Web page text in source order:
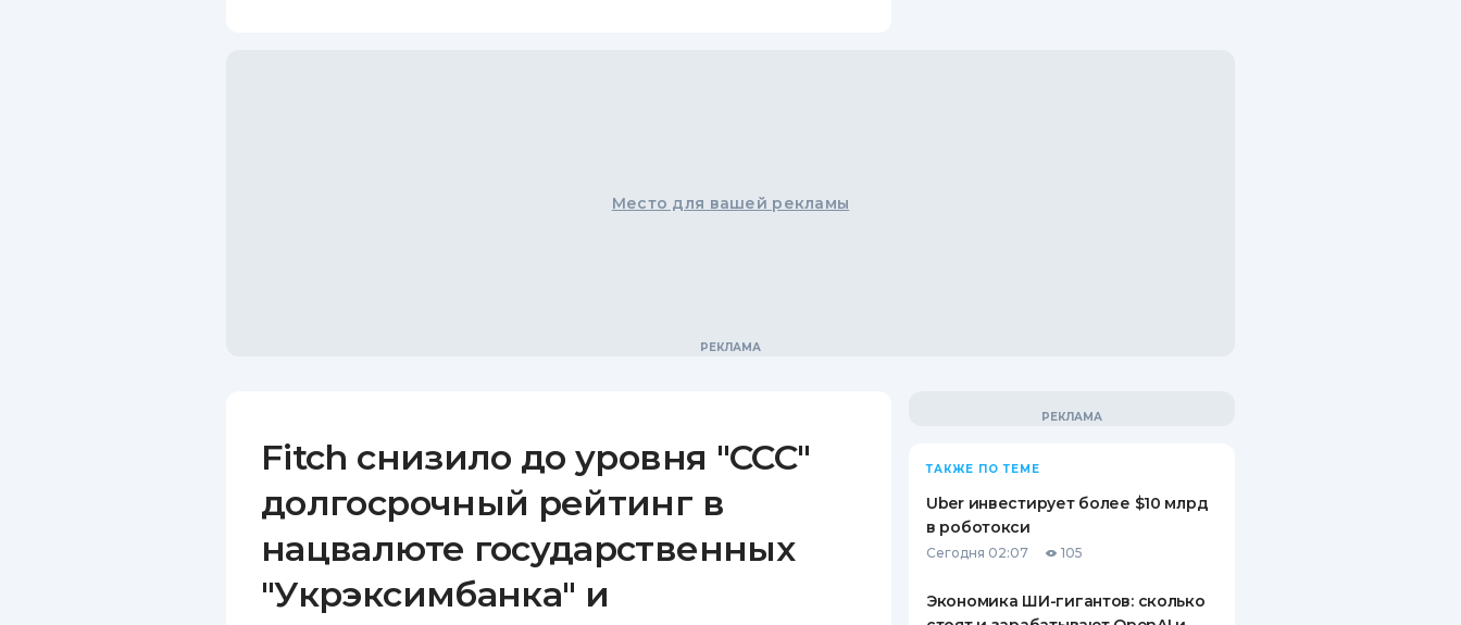
Место для вашей рекламы
Fitch снизило до уровня "CCC"
долгосрочный рейтинг в
нацвалюте государственных
"Укрэксимбанка" и
ТАКЖЕ ПО ТЕМЕ
Uber инвестирует более $10 млрд
в роботокси
Сегодня 02:07 105
Экономика ШИ-гигантов: сколько